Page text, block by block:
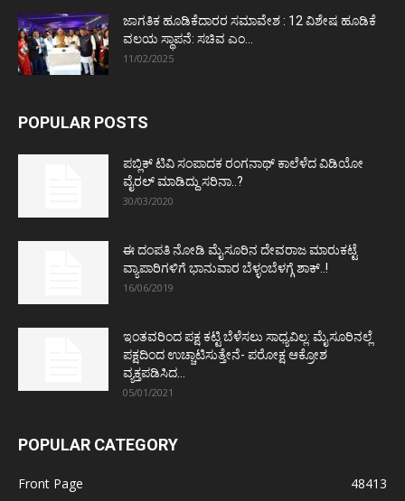
ಜಾಗತಿಕ ಹೂಡಿಕೆದಾರರ ಸಮಾವೇಶ : 12 ವಿಶೇಷ ಹೂಡಿಕೆ
ವಲಯ ಸ್ಥಾಪನೆ: ಸಚಿವ ಎಂ...
11/02/2025
POPULAR POSTS
ಪಬ್ಲಿಕ್ ಟಿವಿ ಸಂಪಾದಕ ರಂಗನಾಥ್ ಕಾಲೆಳೆದ ವಿಡಿಯೋ
ವೈರಲ್ ಮಾಡಿದ್ದು ಸರಿನಾ..?
30/03/2020
ಈ ದಂಪತಿ ನೋಡಿ ಮೈಸೂರಿನ ದೇವರಾಜ ಮಾರುಕಟ್ಟೆ
ವ್ಯಾಪಾರಿಗಳಿಗೆ ಭಾನುವಾರ ಬೆಳ್ಳಂಬೆಳಗ್ಗೆ ಶಾಕ್..!
16/06/2019
ಇಂತವರಿಂದ ಪಕ್ಷ ಕಟ್ಟಿ ಬೆಳೆಸಲು ಸಾಧ್ಯವಿಲ್ಲ: ಮೈಸೂರಿನಲ್ಲೆ
ಪಕ್ಷದಿಂದ ಉಚ್ಚಾಟಿಸುತ್ತೇನೆ- ಪರೋಕ್ಷ ಆಕ್ರೋಶ
ವ್ಯಕ್ತಪಡಿಸಿದ...
05/01/2021
POPULAR CATEGORY
Front Page
48413